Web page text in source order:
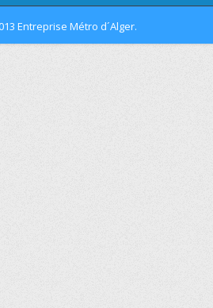
Entreprise Métro d´Alger.